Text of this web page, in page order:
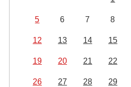
5 6 7 8
12 13 14 15
19 20 21 22
26 27 28 29